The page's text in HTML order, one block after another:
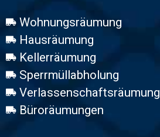
Wohnungsräumung
Hausräumung
Kellerräumung
Sperrmüllabholung
Verlassenschaftsräumung
Büroräumungen